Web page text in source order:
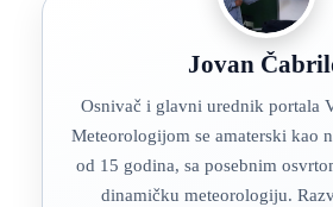
Jovan
Osnivač i glavni urednik portala
Meteorologijom se amaterski kao
od 15 godina, sa posebnim
dinamičku meteorologiju.